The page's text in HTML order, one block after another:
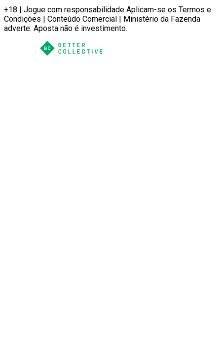
+18 | Jogue com responsabilidade Aplicam-se os Termos e
Condições | Conteúdo Comercial | Ministério da Fazenda
adverte: Aposta não é investimento.